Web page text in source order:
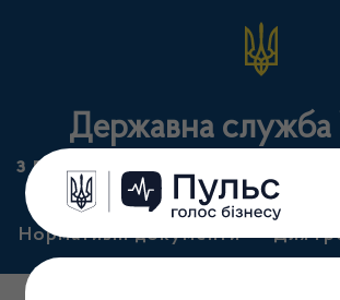
Державна служба
з лікарських засобів та
Нормативні документи Для